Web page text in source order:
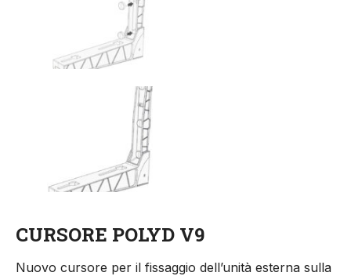
CURSORE POLYD V9
Nuovo cursore per il fissaggio dell’unità esterna sulla